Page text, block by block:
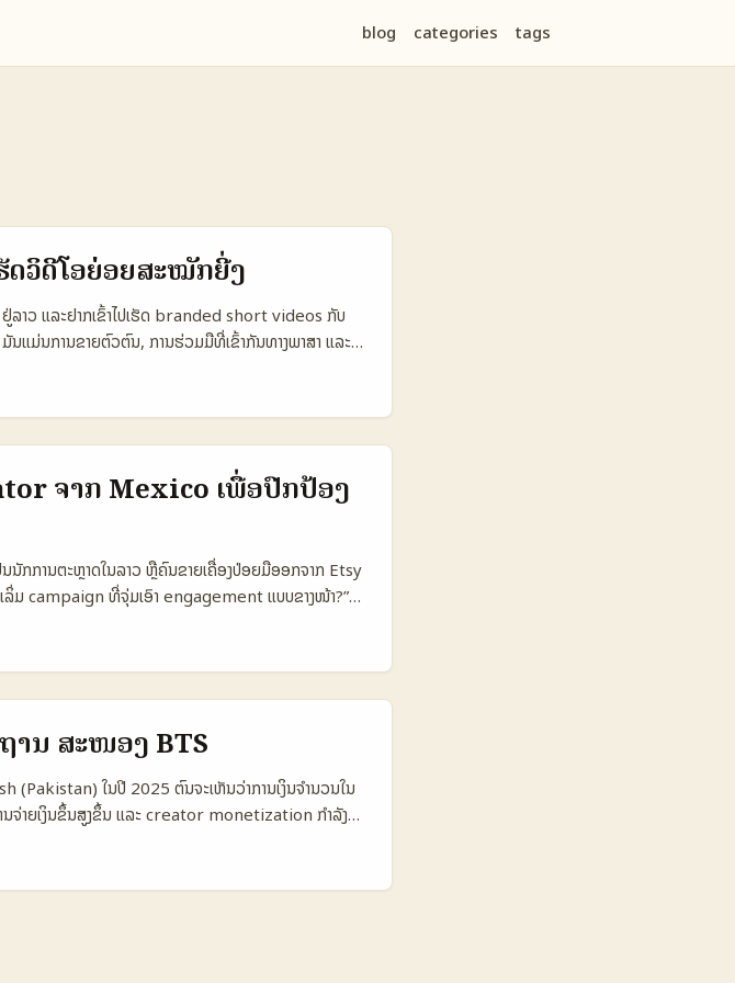
blog categories tags
ດວິດີໂອຍ່ອຍສະໝັກຍີ່ງ
ລາວ ແລະຢາກເຂົ້າໄປເຮັດ branded short videos ກັບ
ແມ່ນການຂາຍຕົວຕົນ, ການຮ່ວມມືທີ່ເຂົ້າກັນທາງພາສາ ແລະ
ລີ່ມໃຊ້ສື່ໃໝ່ເຊັ່ນ Threads ເພື່ອສ້າງສຽງທີ່ເປັນທ່ານເອງ —
Content). ຕົວຢ່າງທີ່ເຮົາເຫັນແມ່ນ Petronas
Content). ບົດຄວາມນີ້ຈະສະເຫລີມເປັນຄູ່ມືເຮັດແນວທາງ
ສາມາດນໍາໃຊ້ໃນ Moj ສຳລັບທາງຕ່າງໆ (SMEs, mall
ສັງເກດ 🧩 Metric MoJ TikTok Threads 👥
Outreach Ease 12% 8% 9% 💸
Creator Fund Organic community banter
+ Link focus ຕາຕະລາງນີ້ສະແດງຄວາມແຕກຕ່າງ
ມີ MAU ສູງແລະການດຶງດູດໃນຮູບແບບ short-form,
ຈາກ Mexico ເພື່ອປົກປ້ອງ
ນັກການຕະຫຼາດໃນລາວ ຫຼືຄົນຂາຍເຄື່ອງປ່ອຍມືອອກຈາກ Etsy
ມ campaign ທີ່ຈຸ່ມເອົາ engagement ແບບຂາງໜ້າ?”
screening, negotiation ແລະ local‑fit creative
ະເນັ້ນທັງວິທີຄົ້ນ, tools ທີ່ໃຊ້, KPI ທີ່ຕ້ອງວັດ, ແລະການ
ທຶນທ່ານເອົາຄືນພໍ. 📊 ຕາຕະລາງ Snapshot: ປຽບທຽບ
Mid‑Tier Creator Macro‑Creator 👥
💬 Avg Engagement Rate
300–1.500 1.500–10.000 🎯 Best For
+ sales Mass awareness, big launches
ตลาด Mexico ເມື່ອຄຸນນະສົມບັດ ແລະ budget ບໍ່ເຫຼືອກ
campaigns ເພາະຄ່າຕໍ່ການມີສ່ວນຮ່ວມສູງແລະຄາ
ານ ສະໜອງ BTS
ໃນປີ 2025 ຕົນຈະເຫັນວ່າການເງິນຈຳນວນໃນ
ນຈ່າຍເງິນຂຶ້ນສູງຂຶ້ນ ແລະ creator monetization ກຳລັງ
ການຈ່າຍໃຫ້ການນຳໃຊ້ລາຄາ — ອ້າງອີງ: GameSpot
?” ແລະ “ຈະຈ່າຍແນວໃດ?” — ບົດນີ້ຈະສະເຫຼີມພາບພື້ນຖານ